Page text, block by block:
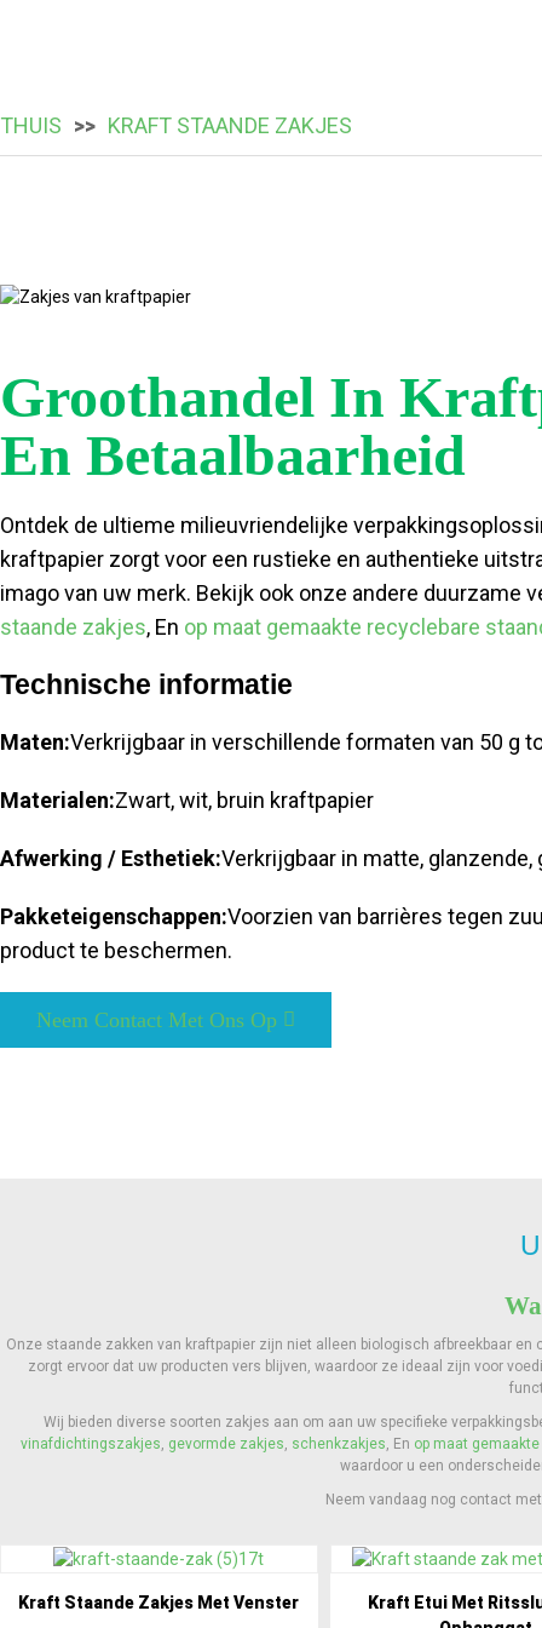
THUIS KRAFT STAANDE ZAKJES
Groothandel In
En Betaalbaarheid
Ontdek de ultieme milieuvriendelijke
kraftpapier zorgt voor een rustieke en authentieke
imago van uw merk. Bekijk ook onze andere duurzame
staande zakjes, En op maat gemaakte recyclebare
Technische informatie
Maten:Verkrijgbaar in verschillende formaten van 50 g
Materialen:Zwart, wit, bruin kraftpapier
Afwerking / Esthetiek:Verkrijgbaar in matte,
Pakketeigenschappen:Voorzien van barrières tegen
product te beschermen.
Neem Contact Met Ons Op
Onze staande zakken van kraftpapier zijn niet alleen biologisch afbreekbaar
zorgt ervoor dat uw producten vers blijven, waardoor ze ideaal zijn voor
Wij bieden diverse soorten zakjes aan om aan uw specifieke
vinafdichtingszakjes gevormde zakjes schenkzakjes , En op maat
waardoor u een
Neem vandaag nog contact
Kraft Staande Zakjes Met Venster
Kraft Etui Met